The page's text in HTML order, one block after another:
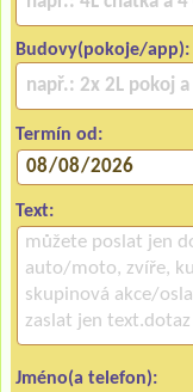
Budovy(pokoje/app):
Termín od:
Text:
Jméno(a telefon):